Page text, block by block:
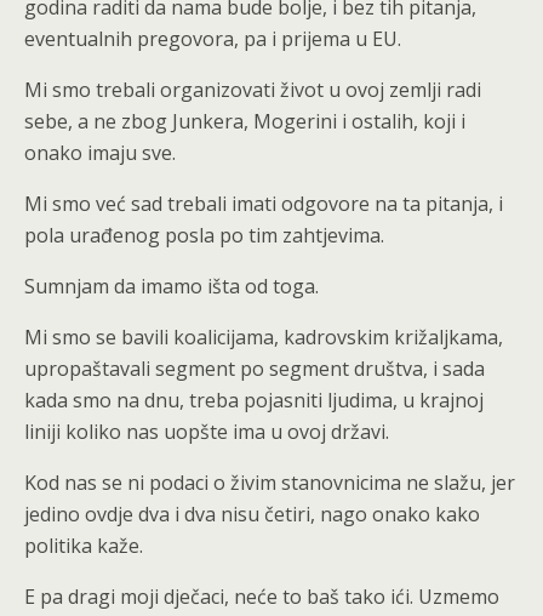
godina raditi da nama bude bolje, i bez tih pitanja,
eventualnih pregovora, pa i prijema u EU.
Mi smo trebali organizovati život u ovoj zemlji radi
sebe, a ne zbog Junkera, Mogerini i ostalih, koji i
onako imaju sve.
Mi smo već sad trebali imati odgovore na ta pitanja, i
pola urađenog posla po tim zahtjevima.
Sumnjam da imamo išta od toga.
Mi smo se bavili koalicijama, kadrovskim križaljkama,
upropaštavali segment po segment društva, i sada
kada smo na dnu, treba pojasniti ljudima, u krajnoj
liniji koliko nas uopšte ima u ovoj državi.
Kod nas se ni podaci o živim stanovnicima ne slažu, jer
jedino ovdje dva i dva nisu četiri, nago onako kako
politika kaže.
E pa dragi moji dječaci, neće to baš tako ići. Uzmemo